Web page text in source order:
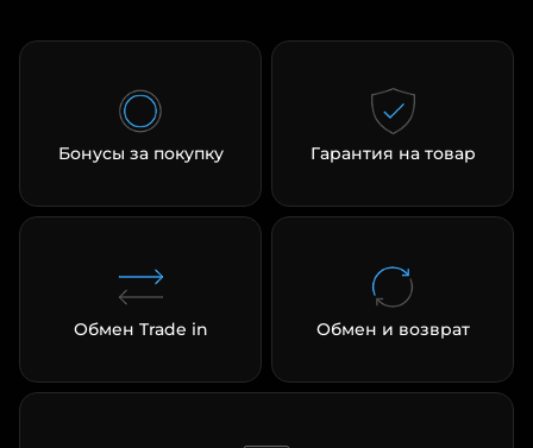
Бонусы за покупку Гарантия на товар
Обмен Trade in Обмен и возврат
раз в 2 недели